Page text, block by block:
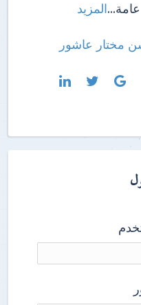
المزيد
مختار عاشور